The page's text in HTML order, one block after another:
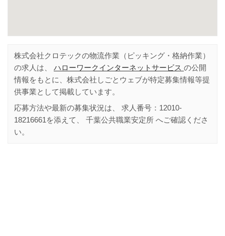
株式会社クロテックの物流作業（ピッキング・格納作業）
の求人は、 ハローワークインターネットサービス の公開
情報をもとに、株式会社しごとウェブが特定募集情報等提
供事業として掲載しています。
応募方法や最新の募集状況は、 求人番号： 12010-
18216661 を添えて、 千葉公共職業安定所 へご確認くださ
い。